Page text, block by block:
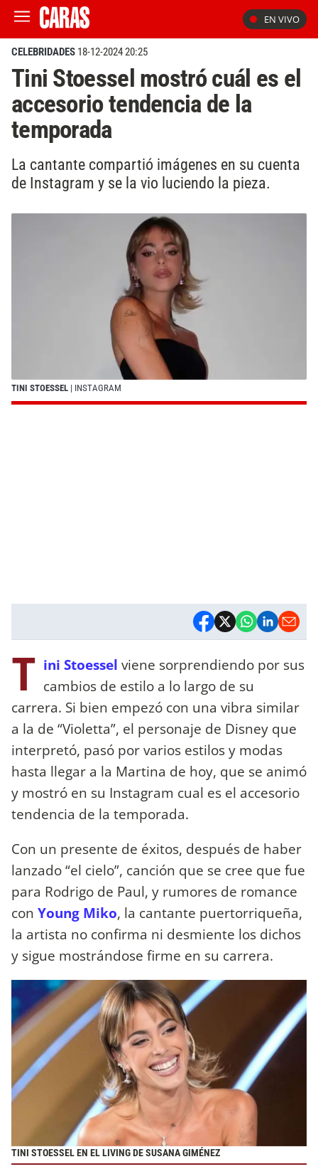
EN VIVO
CELEBRIDADES 18-12-2024 20:25
Tini Stoessel mostró cuál es el
accesorio tendencia de la
temporada
La cantante compartió imágenes en su cuenta
de Instagram y se la vio luciendo la pieza.
TINI STOESSEL | INSTAGRAM
T ini Stoessel viene sorprendiendo por sus
cambios de estilo a lo largo de su
carrera. Si bien empezó con una vibra similar
a la de “Violetta”, el personaje de Disney que
interpretó, pasó por varios estilos y modas
hasta llegar a la Martina de hoy, que se animó
y mostró en su Instagram cual es el accesorio
tendencia de la temporada.
Con un presente de éxitos, después de haber
lanzado “el cielo”, canción que se cree que fue
para Rodrigo de Paul, y rumores de romance
con Young Miko, la cantante puertorriqueña,
la artista no confirma ni desmiente los dichos
y sigue mostrándose firme en su carrera.
TINI STOESSEL EN EL LIVING DE SUSANA GIMÉNEZ